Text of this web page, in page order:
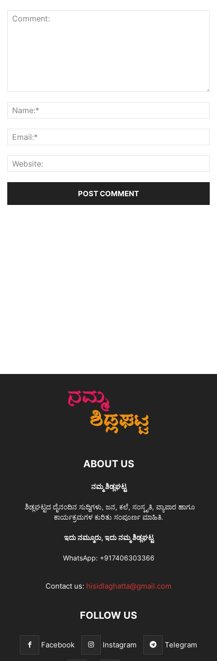
ABOUT US
ನಮ್ಮ ಶಿಡ್ಲಘಟ್ಟ
ಶಿಡ್ಲಘಟ್ಟದ ದೈನಂದಿನ ಸುದ್ದಿಗಳು, ಜನ, ಕಲೆ, ಸಂಸ್ಕೃತಿ, ವ್ಯಾಪಾರ ಹಾಗೂ
ಕಾರ್ಯಕ್ರಮಗಳ ಕುರಿತು ಸಂಪೂರ್ಣ ಮಾಹಿತಿ.
ಇದು ನಮ್ಮೂರು, ಇದು ನಮ್ಮ ಶಿಡ್ಲಘಟ್ಟ
WhatsApp: +917406303366
Contact us: hisidlaghatta@gmail.com
FOLLOW US
Facebook Instagram Telegram